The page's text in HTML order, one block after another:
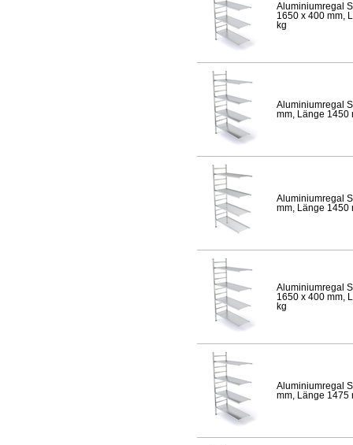
Aluminiumregal
1650 x 400 mm,
kg
Aluminiumregal
mm, Länge 1450
Aluminiumregal
mm, Länge 1450
Aluminiumregal
1650 x 400 mm,
kg
Aluminiumregal
mm, Länge 1475